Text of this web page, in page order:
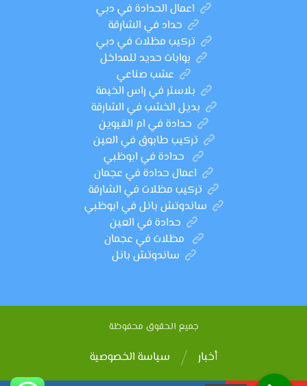
اعمال الحدادة في دبي
حداد في الشارقة
تركيب مظلات في دبي
بوابات حديد للمداخل
عشب صناعي
بلاستر في راس الخيمة
بديل الخشب في الشارقة
حدادة في ام القيوين
تركيب طابوق في العين
حدادة في ابوظبي
اعمال حدادة في عجمان
تركيب مظلات في الشارقة
ساندوتش بانل في ابوظبي
حدادة في العين
مظلات في عجمان
ساندوتش بانل
جميع الحقوق محفوظة
سياسة الخصوصية أخبار